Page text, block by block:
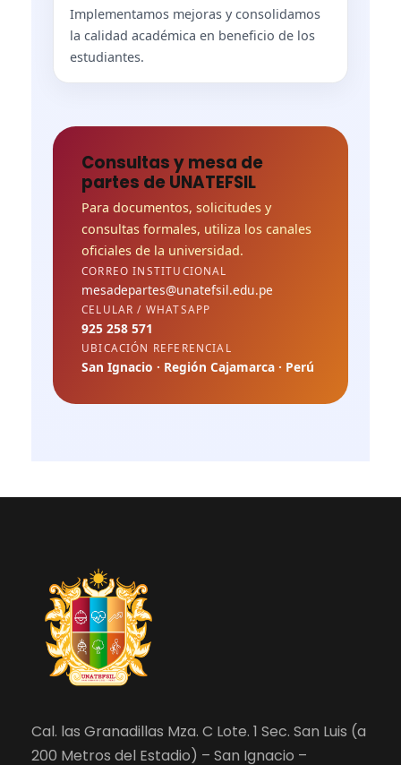
Implementamos mejoras y consolidamos
la calidad académica en beneficio de los
estudiantes.
Consultas y mesa de
partes de UNATEFSIL
Para documentos, solicitudes y
consultas formales, utiliza los canales
oficiales de la universidad.
CORREO INSTITUCIONAL
mesadepartes@unatefsil.edu.pe
CELULAR / WHATSAPP
925 258 571
UBICACIÓN REFERENCIAL
San Ignacio · Región Cajamarca · Perú
Cal. las Granadillas Mza. C Lote. 1 Sec. San Luis (a
200 Metros del Estadio) – San Ignacio –